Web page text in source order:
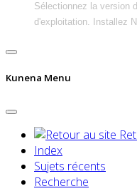
Sélectionnez la version
d'exploitation. Installez
Kunena Menu
Index
Sujets récents
Recherche